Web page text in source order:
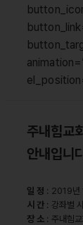
주내힘교
안내입니
일 정 : 2019년
시 간 : 강좌별
장 소 : 주내힘